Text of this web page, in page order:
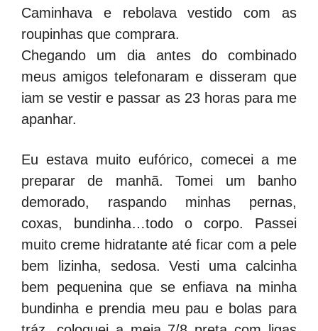
Caminhava e rebolava vestido com as
roupinhas que comprara.
Chegando um dia antes do combinado
meus amigos telefonaram e disseram que
iam se vestir e passar as 23 horas para me
apanhar.
Eu estava muito eufórico, comecei a me
preparar de manhã. Tomei um banho
demorado, raspando minhas pernas,
coxas, bundinha…todo o corpo. Passei
muito creme hidratante até ficar com a pele
bem lizinha, sedosa. Vesti uma calcinha
bem pequenina que se enfiava na minha
bundinha e prendia meu pau e bolas para